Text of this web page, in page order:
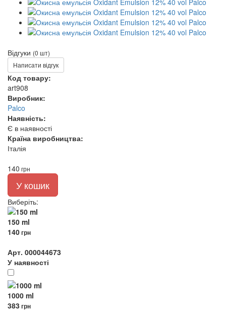
Відгуки (0 шт)
Написати відгук
Код товару:
art908
Виробник:
Palco
Наявність:
Є в наявності
Країна виробництва:
Італія
140 грн
У кошик
Виберіть:
150 ml
140грн
Арт. 000044673
У наявності
1000 ml
383грн